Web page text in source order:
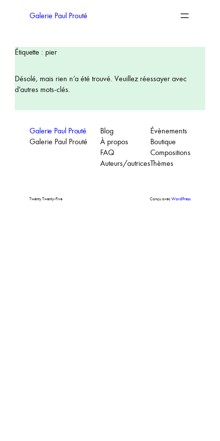
Galerie Paul Prouté
Étiquette : pier
Désolé, mais rien n’a été trouvé. Veuillez réessayer avec
d’autres mots-clés.
Galerie Paul Prouté
Galerie Paul Prouté
Blog
À propos
FAQ
Auteurs/autrices
Évènements
Boutique
Compositions
Thèmes
Twenty Twenty-Five Conçu avecWordPress